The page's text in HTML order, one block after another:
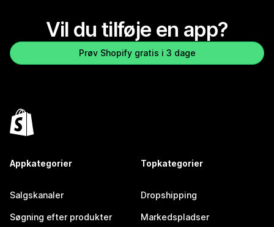
Vil du tilføje en app?
Prøv Shopify gratis i 3 dage
Appkategorier
Salgskanaler
Søgning efter produkter
Topkategorier
Dropshipping
Markedspladser